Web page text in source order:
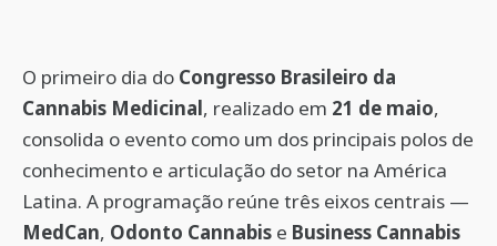
O primeiro dia do Congresso Brasileiro da
Cannabis Medicinal, realizado em 21 de maio,
consolida o evento como um dos principais polos de
conhecimento e articulação do setor na América
Latina. A programação reúne três eixos centrais —
MedCan, Odonto Cannabis e Business Cannabis